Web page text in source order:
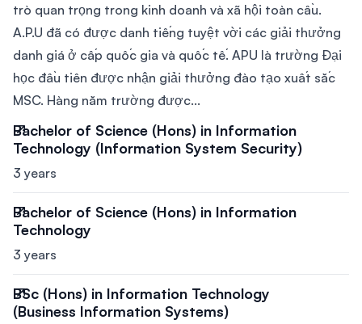
trò quan trọng trong kinh doanh và xã hội toàn cầu.
A.P.U đã có được danh tiếng tuyệt vời các giải thưởng
danh giá ở cấp quốc gia và quốc tế. APU là trường Đại
học đầu tiên được nhận giải thưởng đào tạo xuất sắc
MSC. Hàng năm trường được...
Bachelor of Science (Hons) in Information
Technology (Information System Security)
3 years
Bachelor of Science (Hons) in Information
Technology
3 years
BSc (Hons) in Information Technology
(Business Information Systems)